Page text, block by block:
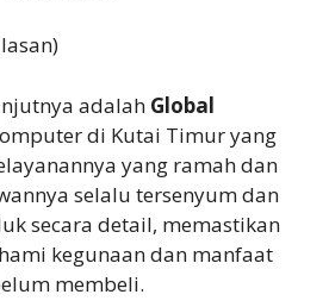
adalah Global
di Kutai Timur yang
yang ramah dan
selalu tersenyum dan
secara detail, memastikan
kegunaan dan manfaat
membeli.